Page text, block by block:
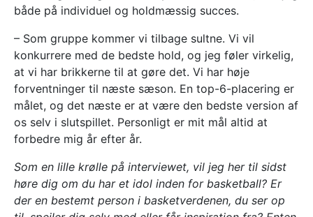
både på individuel og holdmæssig succes.
– Som gruppe kommer vi tilbage sultne. Vi vil
konkurrere med de bedste hold, og jeg føler virkelig,
at vi har brikkerne til at gøre det. Vi har høje
forventninger til næste sæson. En top-6-placering er
målet, og det næste er at være den bedste version af
os selv i slutspillet. Personligt er mit mål altid at
forbedre mig år efter år.
Som en lille krølle på interviewet, vil jeg her til sidst
høre dig om du har et idol inden for basketball? Er
der en bestemt person i basketverdenen, du ser op